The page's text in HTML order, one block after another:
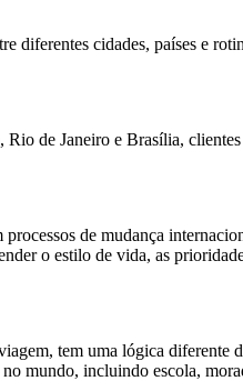
diferentes cidades, países e
de Janeiro e Brasília,
de mudança
o estilo de vida, as
tem uma lógica diferente
mundo, incluindo escola,